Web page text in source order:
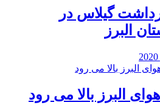
گیلاس در
البرز
البرز بالا می رود